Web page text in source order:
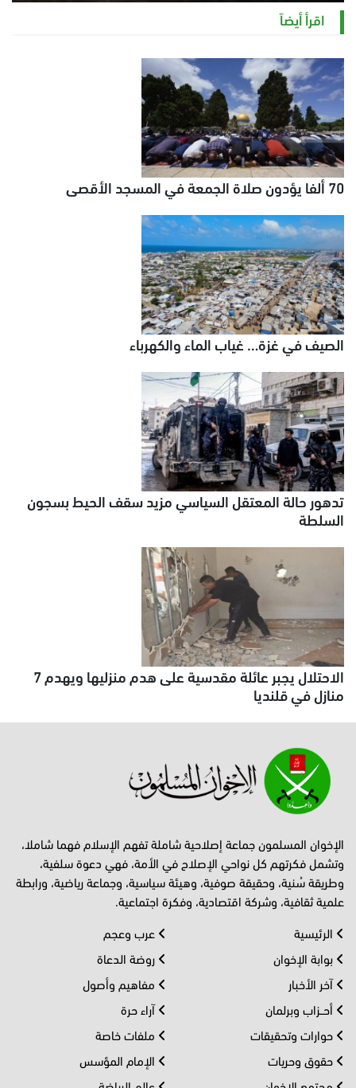
الخميس 6 أغسطس 2026 11:12 ص
اقرأ أيضاً
70 ألفا يؤدون صلاة الجمعة في المسجد الأقصى
الصيف في غزة… غياب الماء والكهرباء
تدهور حالة المعتقل السياسي مزيد سقف الحيط بسجون
السلطة
الاحتلال يجبر عائلة مقدسية على هدم منزليها ويهدم 7
منازل في قلنديا
الإخوان المسلمون جماعة إصلاحية شاملة تفهم الإسلام فهما شاملا،
وتشمل فكرتهم كل نواحي الإصلاح في الأمة، فهي دعوة سلفية،
وطريقة سُنية، وحقيقة صوفية، وهيئة سياسية، وجماعة رياضية، ورابطة
علمية ثقافية، وشركة اقتصادية، وفكرة اجتماعية.
الرئيسية
بوابة الإخوان
آخر الأخبار
أحــزاب وبرلمان
حوارات وتحقيقات
حقوق وحريات
عرب وعجم
روضة الدعاة
مفاهيم وأصول
آراء حرة
ملفات خاصة
الإمام المؤسس